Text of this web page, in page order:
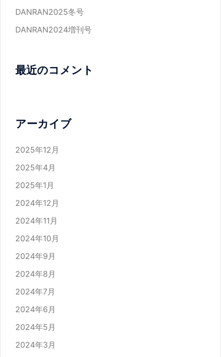
DANRAN2025冬号
DANRAN2024増刊号
最近のコメント
アーカイブ
2025年12月
2025年4月
2025年1月
2024年12月
2024年11月
2024年10月
2024年9月
2024年8月
2024年7月
2024年6月
2024年5月
2024年3月